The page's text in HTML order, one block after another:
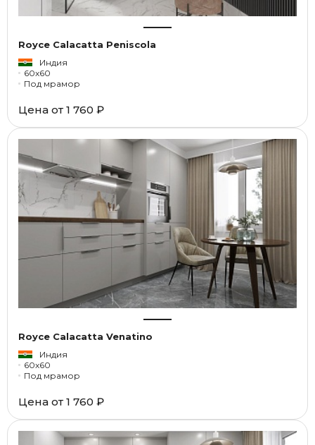
Royce Calacatta Peniscola
Индия
60x60
Под мрамор
Цена от 1 760 ₽
Royce Calacatta Venatino
Индия
60x60
Под мрамор
Цена от 1 760 ₽